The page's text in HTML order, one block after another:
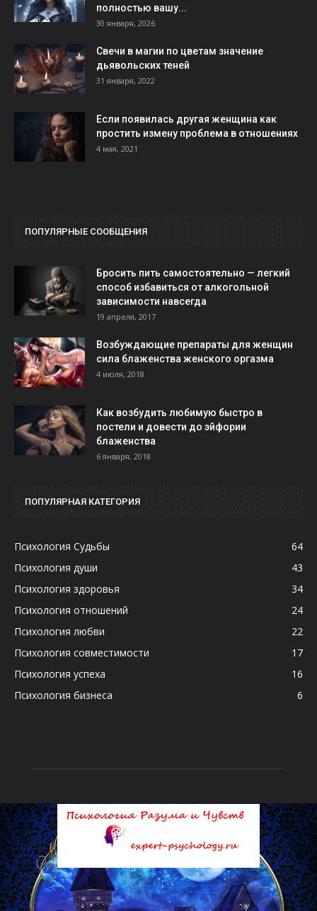
полностью вашу...
30 января, 2026
Свечи в магии по цветам значение
дьявольских теней
31 января, 2022
Если появилась другая женщина как
простить измену проблема в отношениях
4 мая, 2021
ПОПУЛЯРНЫЕ СООБЩЕНИЯ
Бросить пить самостоятельно — легкий
способ избавиться от алкогольной
зависимости навсегда
19 апреля, 2017
Возбуждающие препараты для женщин
сила блаженства женского оргазма
4 июля, 2018
Как возбудить любимую быстро в
постели и довести до эйфории
блаженства
6 января, 2018
ПОПУЛЯРНАЯ КАТЕГОРИЯ
Психология Судьбы
64
Психология души
43
Психология здоровья
34
Психология отношений
24
Психология любви
22
Психология совместимости
17
Психология успеха
16
Психология бизнеса
6